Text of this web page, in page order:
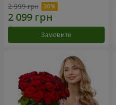
2 999 грн
Замовити